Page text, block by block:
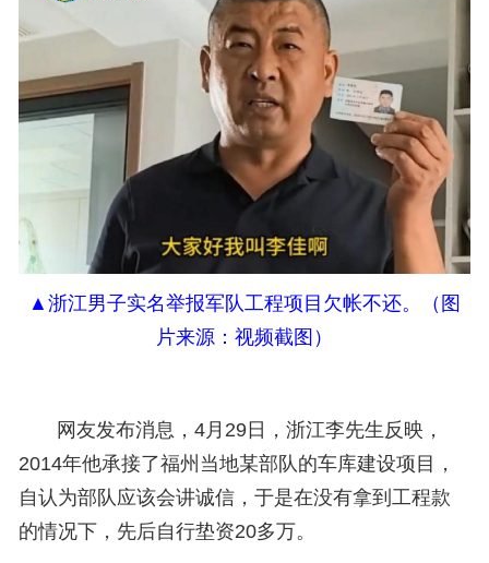
▲浙江男子实名举报军队工程项目欠帐不还。（图
片来源：视频截图）
网友发布消息，4月29日，浙江李先生反映，
2014年他承接了福州当地某部队的车库建设项目，
自认为部队应该会讲诚信，于是在没有拿到工程款
的情况下，先后自行垫资20多万。